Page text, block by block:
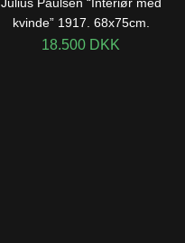
Julius Paulsen “Interiør med
kvinde” 1917. 68x75cm.
18.500 DKK